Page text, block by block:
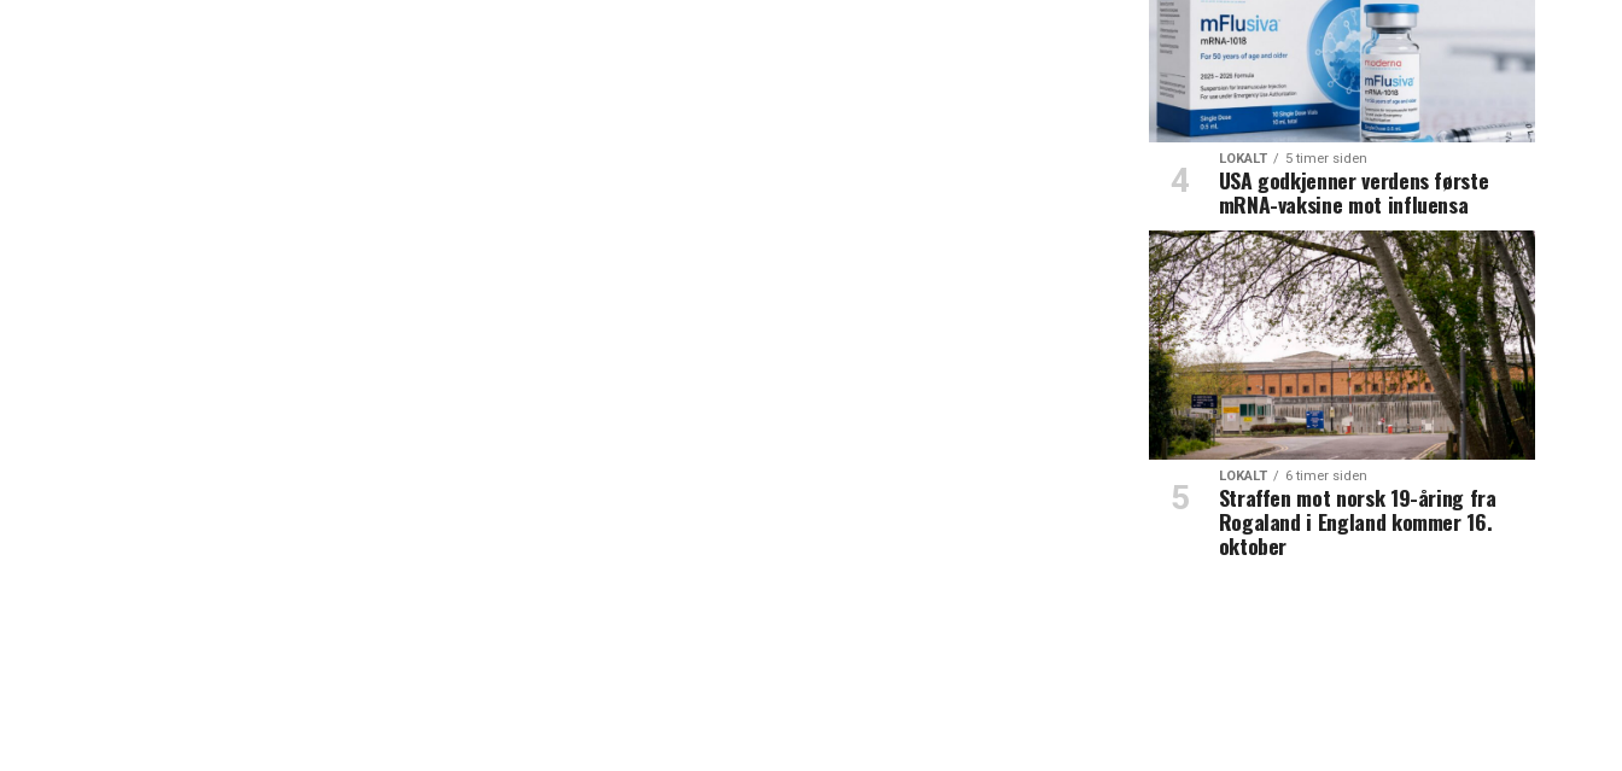
LOKALT 5 timer siden
USA godkjenner verdens første
mRNA-vaksine mot influensa
LOKALT 6 timer siden
Straffen mot norsk 19-åring fra
Rogaland i England kommer 16.
oktober